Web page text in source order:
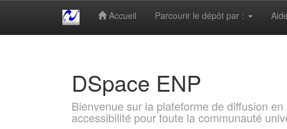
Accueil Parcourir le dépôt par : Aide
DSpace ENP
Bienvenue sur la plateforme de diffusion
accessibilité pour toute la communauté